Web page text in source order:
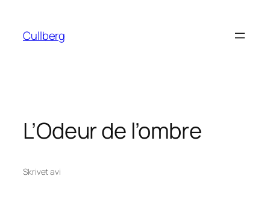
innehåll
Cullberg
L’Odeur de l’ombre
Skrivet avi